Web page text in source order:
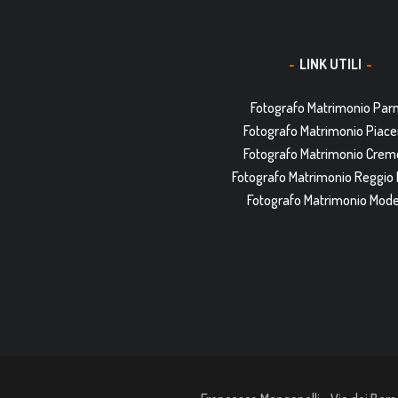
LINK UTILI
Fotografo Matrimonio
Fotografo Matrimonio
Fotografo Matrimonio
Fotografo Matrimonio Reggio
Fotografo Matrimonio